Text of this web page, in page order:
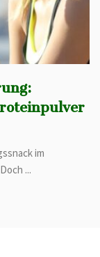
im
...